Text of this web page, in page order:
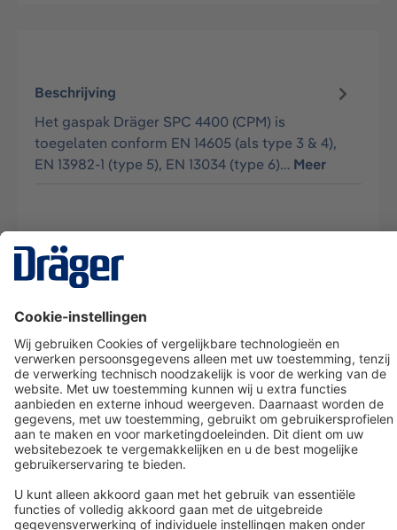
Beschrijving
Het gaspak Dräger SPC 4400 (CPM) is
toegelaten conform EN 14605 (als type 3 & 4),
EN 13982-1 (type 5), EN 13034 (type 6)… Meer
Dräger klantenservice
Over Dräger
Bestellen in onze webshop
Community